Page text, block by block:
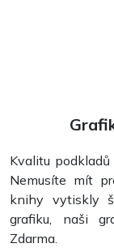
Kvalitu
Nemusíte mít
knihy vytiskly
grafiku, naši
Zdarma.